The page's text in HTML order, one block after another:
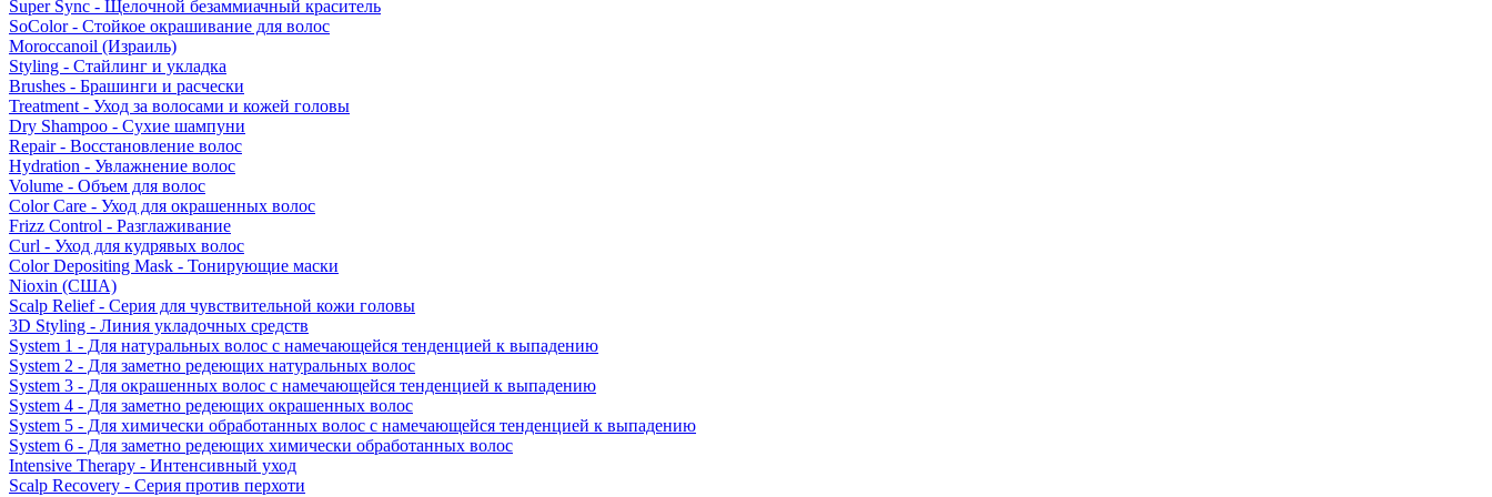
Super Sync - Щелочной безаммиачный краситель
SoColor - Стойкое окрашивание для волос
Moroccanoil (Израиль)
Styling - Стайлинг и укладка
Brushes - Брашинги и расчески
Treatment - Уход за волосами и кожей головы
Dry Shampoo - Сухие шампуни
Repair - Восстановление волос
Hydration - Увлажнение волос
Volume - Объем для волос
Color Care - Уход для окрашенных волос
Frizz Control - Разглаживание
Curl - Уход для кудрявых волос
Color Depositing Mask - Тонирующие маски
Nioxin (США)
Scalp Relief - Серия для чувствительной кожи головы
3D Styling - Линия укладочных средств
System 1 - Для натуральных волос с намечающейся тенденцией к выпадению
System 2 - Для заметно редеющих натуральных волос
System 3 - Для окрашенных волос с намечающейся тенденцией к выпадению
System 4 - Для заметно редеющих окрашенных волос
System 5 - Для химически обработанных волос с намечающейся тенденцией к выпадению
System 6 - Для заметно редеющих химически обработанных волос
Intensive Therapy - Интенсивный уход
Scalp Recovery - Серия против перхоти